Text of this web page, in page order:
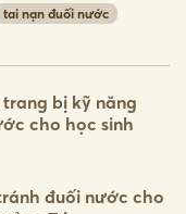
tai nạn đuối nước
bị kỹ năng
cho học sinh
đuối nước cho